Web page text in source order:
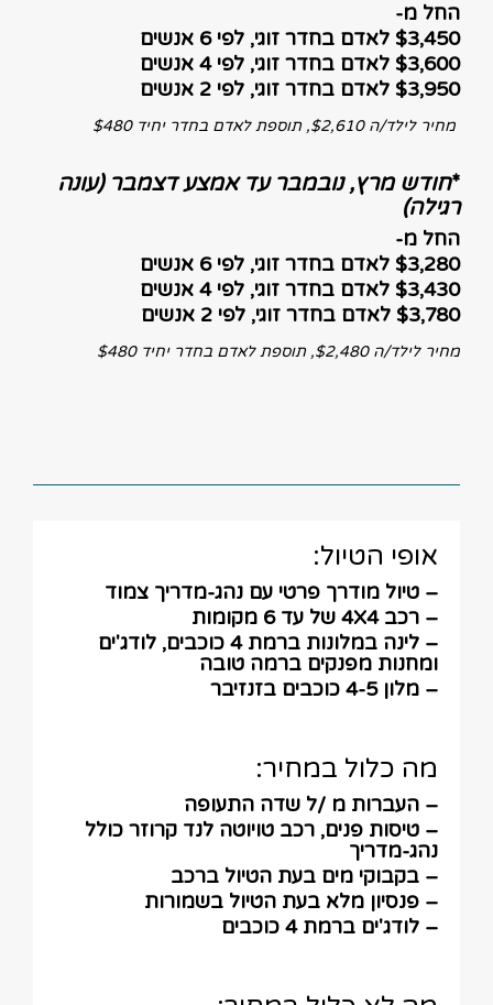
החל מ-
$3,450 לאדם בחדר זוגי, לפי 6 אנשים
$3,600 לאדם בחדר זוגי, לפי 4 אנשים
$3,950 לאדם בחדר זוגי, לפי 2 אנשים
מחיר לילד/ה $2,610, תוספת לאדם בחדר יחיד $480
*חודש מרץ, נובמבר עד אמצע דצמבר (עונה
רגילה)
החל מ-
$3,280 לאדם בחדר זוגי, לפי 6 אנשים
$3,430 לאדם בחדר זוגי, לפי 4 אנשים
$3,780 לאדם בחדר זוגי, לפי 2 אנשים
מחיר לילד/ה $2,480, תוספת לאדם בחדר יחיד $480
אופי הטיול:
– טיול מודרך פרטי עם נהג-מדריך צמוד
– רכב 4X4 של עד 6 מקומות
– לינה במלונות ברמת 4 כוכבים, לודג'ים
ומחנות מפנקים ברמה טובה
– מלון 4-5 כוכבים בזנזיבר
מה כלול במחיר:
– העברות מ /ל שדה התעופה
– טיסות פנים, רכב טויוטה לנד קרוזר כולל
נהג-מדריך
– בקבוקי מים בעת הטיול ברכב
– פנסיון מלא בעת הטיול בשמורות
– לודג'ים ברמת 4 כוכבים